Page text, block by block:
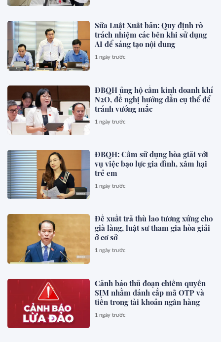
Sửa Luật Xuất bản: Quy định rõ
trách nhiệm các bên khi sử dụng
AI để sáng tạo nội dung
1 ngày trước
ĐBQH ủng hộ cấm kinh doanh khí
N2O, đề nghị hướng dẫn cụ thể để
tránh vướng mắc
1 ngày trước
ĐBQH: Cấm sử dụng hòa giải với
vụ việc bạo lực gia đình, xâm hại
trẻ em
1 ngày trước
Đề xuất trả thù lao tương xứng cho
già làng, luật sư tham gia hòa giải
ở cơ sở
1 ngày trước
Cảnh báo thủ đoạn chiếm quyền
SIM nhằm đánh cắp mã OTP và
tiền trong tài khoản ngân hàng
1 ngày trước